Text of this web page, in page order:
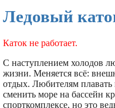
Ледовый
Каток не работает.
С наступлением холодов
жизни. Меняется всё:
отдых. Любителям плавать
сменить море на бассейн
спорткомплексе, но это